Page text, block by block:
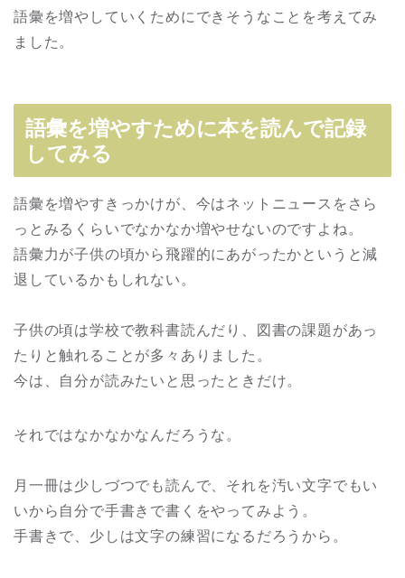
語彙を増やしていくためにできそうなことを考えてみ
ました。
語彙を増やすために本を読んで記録
してみる
語彙を増やすきっかけが、今はネットニュースをさら
っとみるくらいでなかなか増やせないのですよね。
語彙力が子供の頃から飛躍的にあがったかというと減
退しているかもしれない。
子供の頃は学校で教科書読んだり、図書の課題があっ
たりと触れることが多々ありました。
今は、自分が読みたいと思ったときだけ。
それではなかなかなんだろうな。
月一冊は少しづつでも読んで、それを汚い文字でもい
いから自分で手書きで書くをやってみよう。
手書きで、少しは文字の練習になるだろうから。